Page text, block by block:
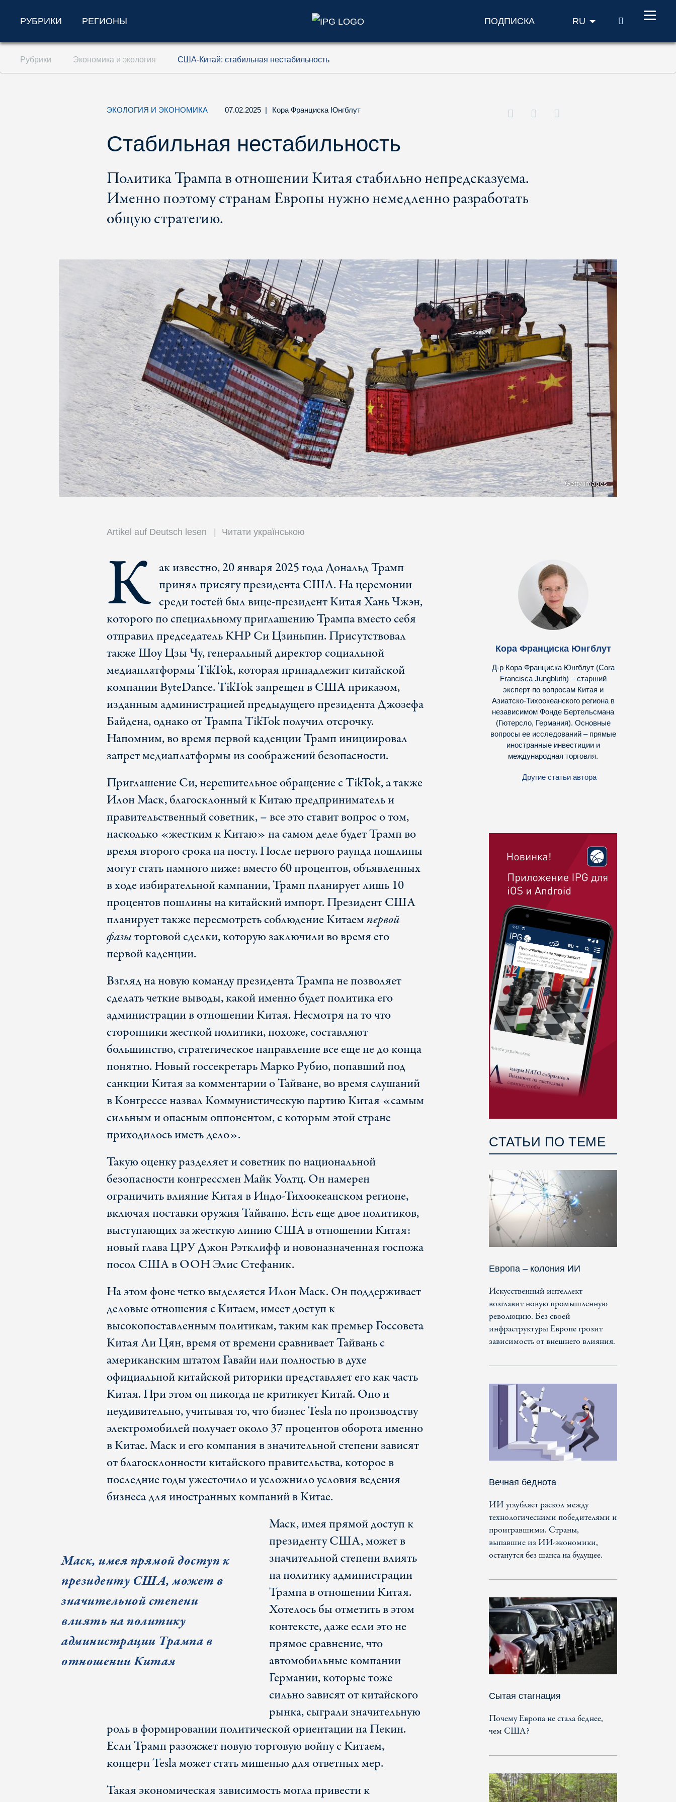
Перейти к содержанию (ключ доступа '1')
Перейти к поиску (ключ доступа '2')
РУБРИКИ РЕГИОНЫ ПОДПИСКА RU ПОИСК
Рубрики Экономика и экология США-Китай: стабильная нестабильность
ЭКОЛОГИЯ И ЭКОНОМИКА 07.02.2025 | Кора Франциска Юнгблут
Стабильная нестабильность
Политика Трампа в отношении Китая стабильно непредсказуема.
Именно поэтому странам Европы нужно немедленно разработать
общую стратегию.
Getty images
Artikel auf Deutsch lesen Читати українською
К ак известно, 20 января 2025 года Дональд Трамп
принял присягу президента США. На церемонии
среди гостей был вице-президент Китая Хань Чжэн,
которого по специальному приглашению Трампа вместо себя
отправил председатель КНР Си Цзиньпин. Присутствовал
также Шоу Цзы Чу, генеральный директор социальной
медиаплатформы TikTok, которая принадлежит китайской
компании ByteDance. TikTok запрещен в США приказом,
изданным администрацией предыдущего президента Джозефа
Байдена, однако от Трампа TikTok получил отсрочку.
Напомним, во время первой каденции Трамп инициировал
запрет медиаплатформы из соображений безопасности.
Приглашение Си, нерешительное обращение с TikTok, а также
Илон Маск, благосклонный к Китаю предприниматель и
правительственный советник, – все это ставит вопрос о том,
насколько «жестким к Китаю» на самом деле будет Трамп во
время второго срока на посту. После первого раунда пошлины
могут стать намного ниже: вместо 60 процентов, объявленных
в ходе избирательной кампании, Трамп планирует лишь 10
процентов пошлины на китайский импорт. Президент США
планирует также пересмотреть соблюдение Китаемпервой
фазыторговой сделки, которую заключили во время его
первой каденции.
Взгляд на новую команду президента Трампа не позволяет
сделать четкие выводы, какой именно будет политика его
администрации в отношении Китая. Несмотря на то что
сторонники жесткой политики, похоже, составляют
большинство, стратегическое направление все еще не до конца
понятно. Новый госсекретарь Марко Рубио, попавший под
санкции Китая за комментарии о Тайване, во время слушаний
в Конгрессе назвал Коммунистическую партию Китая «самым
сильным и опасным оппонентом, с которым этой стране
приходилось иметь дело».
Такую оценку разделяет и советник по национальной
безопасности конгрессмен Майк Уолтц. Он намерен
ограничить влияние Китая в Индо-Тихоокеанском регионе,
включая поставки оружия Тайваню. Есть еще двое политиков,
выступающих за жесткую линию США в отношении Китая:
новый глава ЦРУ Джон Рэтклифф и новоназначенная госпожа
посол США в ООН Элис Стефаник.
На этом фоне четко выделяется Илон Маск. Он поддерживает
деловые отношения с Китаем, имеет доступ к
высокопоставленным политикам, таким как премьер Госсовета
Китая Ли Цян, время от времени сравнивает Тайвань с
американским штатом Гавайи или полностью в духе
официальной китайской риторики представляет его как часть
Китая. При этом он никогда не критикует Китай. Оно и
неудивительно, учитывая то, что бизнес Tesla по производству
электромобилей получает около 37 процентов оборота именно
в Китае. Маск и его компания в значительной степени зависят
от благосклонности китайского правительства, которое в
последние годы ужесточило и усложнило условия ведения
бизнеса для иностранных компаний в Китае.
Маск, имея прямой доступ к
президенту США, может в
значительной степени
влиять на политику
администрации Трампа в
отношении Китая
Маск, имея прямой доступ к
президенту США, может в
значительной степени влиять
на политику администрации
Трампа в отношении Китая.
Хотелось бы отметить в этом
контексте, даже если это не
прямое сравнение, что
автомобильные компании
Германии, которые тоже
сильно зависят от китайского
рынка, сыграли значительную
роль в формировании политической ориентации на Пекин.
Если Трамп разожжет новую торговую войну с Китаем,
концерн Tesla может стать мишенью для ответных мер.
Такая экономическая зависимость могла привести к
Кора Франциска Юнгблут
Д-р Кора Франциска Юнгблут (Cora
Francisca Jungbluth) – старший
эксперт по вопросам Китая и
Азиатско-Тихоокеанского региона в
независимом Фонде Бертельсмана
(Гютерсло, Германия). Основные
вопросы ее исследований – прямые
иностранные инвестиции и
международная торговля.
Другие статьи автора
СТАТЬИ ПО ТЕМЕ
Европа – колония ИИ
Искусственный интеллект
возглавит новую промышленную
революцию. Без своей
инфраструктуры Европе грозит
зависимость от внешнего влияния.
Вечная беднота
ИИ углубляет раскол между
технологическими победителями и
проигравшими. Страны,
выпавшие из ИИ-экономики,
останутся без шанса на будущее.
Сытая стагнация
Почему Европа не стала беднее,
чем США?